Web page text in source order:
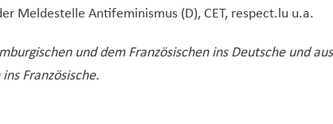
Meldestelle Antifeminismus (D), CET, respect.lu u.a.
und dem Französischen ins Deutsche und
Französische.